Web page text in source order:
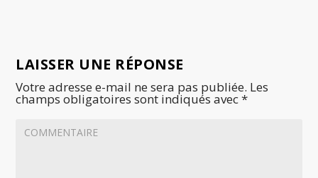
LAISSER UNE RÉPONSE
Votre adresse e-mail ne sera pas publiée. Les
champs obligatoires sont indiqués avec*